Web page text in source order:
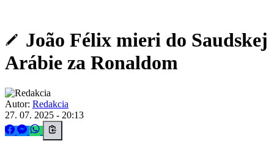
João Félix mieri do Saudskej
Arábie za Ronaldom
Autor: Redakcia
27. 07. 2025 - 20:13